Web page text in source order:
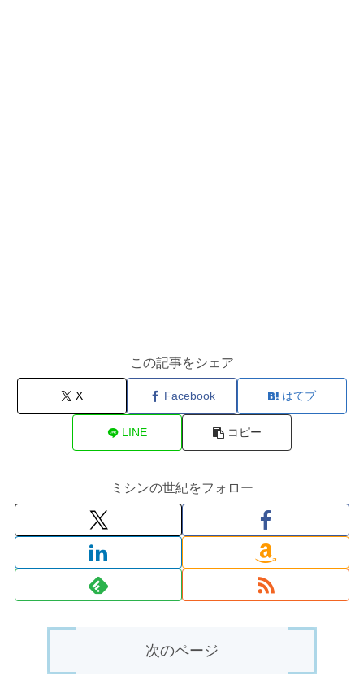
この記事をシェア
X Facebook はてブ
LINE コピー
ミシンの世紀をフォロー
次のページ